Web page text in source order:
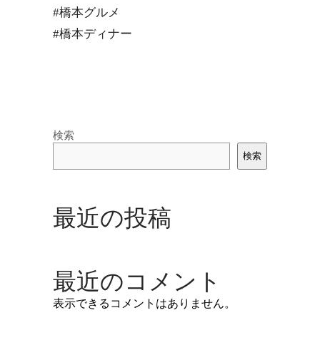
#橋本グルメ
#橋本ディナー
検索
検索
最近の投稿
最近のコメント
表示できるコメントはありません。